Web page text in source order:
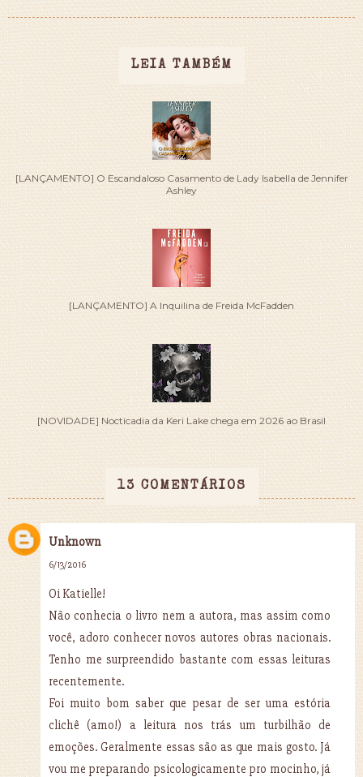
LEIA TAMBÉM
[LANÇAMENTO] O Escandaloso Casamento de Lady Isabella de Jennifer
Ashley
[LANÇAMENTO] A Inquilina de Freida McFadden
[NOVIDADE] Nocticadia da Keri Lake chega em 2026 ao Brasil
13 COMENTÁRIOS
Unknown
6/13/2016
Oi Katielle!
Não conhecia o livro nem a autora, mas assim como
você, adoro conhecer novos autores obras nacionais.
Tenho me surpreendido bastante com essas leituras
recentemente.
Foi muito bom saber que pesar de ser uma estória
clichê (amo!) a leitura nos trás um turbilhão de
emoções. Geralmente essas são as que mais gosto. Já
vou me preparando psicologicamente pro mocinho, já